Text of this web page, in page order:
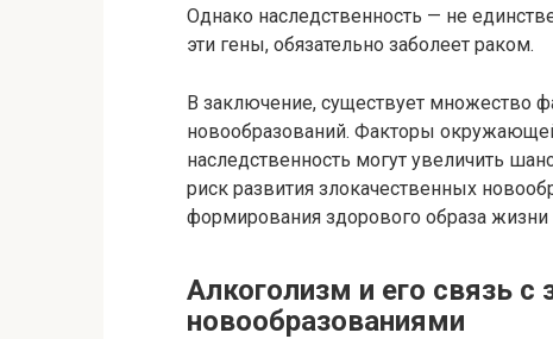
Однако наследственность — не
эти гены, обязательно заболеет раком.
В заключение, существует множество
новообразований. Факторы
наследственность могут увеличить
риск развития злокачественных
формирования здорового образа
Алкоголизм и его связь
новообразованиями